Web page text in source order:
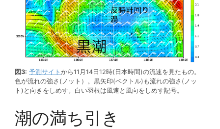
図3: 予測サイト から11月14日12時(日本時間)の流速を見たもの。
色が流れの強さ(ノット）。黒矢印(ベクトル)も流れの強さ(ノッ
ト)と向きをしめす。白い羽根は風速と風向をしめす記号。
潮の満ち引き